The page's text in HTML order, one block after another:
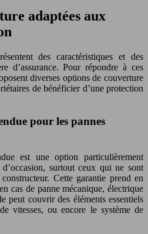
adaptées aux
des caractéristiques et des
d’assurance. Pour répondre à ces
diverses options de couverture
de bénéficier d’une protection
pour les pannes
est une option particulièrement
surtout ceux qui ne sont
Cette garantie prend en
cas de panne mécanique, électrique
peut couvrir des éléments essentiels
vitesses, ou encore le système de